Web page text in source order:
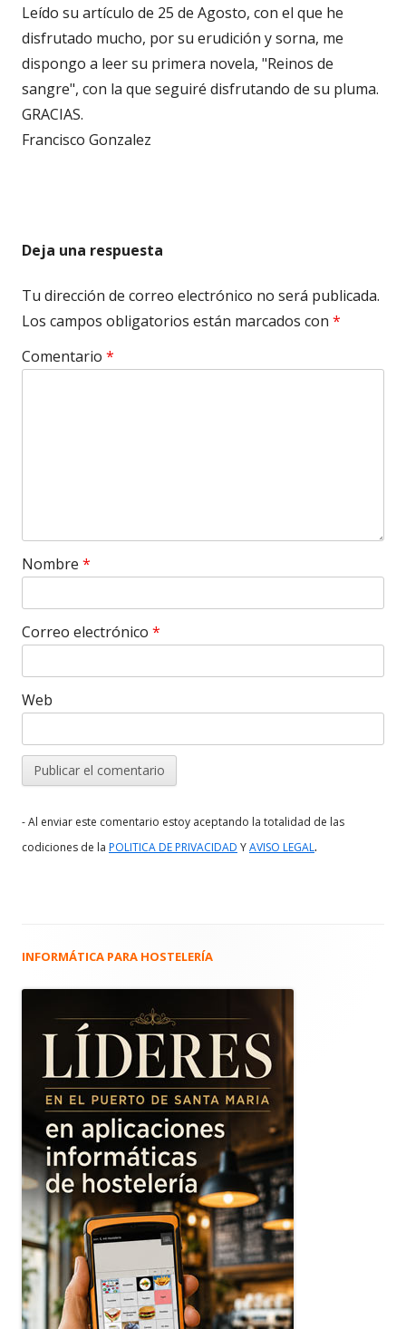
Leído su artículo de 25 de Agosto, con el que he
disfrutado mucho, por su erudición y sorna, me
dispongo a leer su primera novela, "Reinos de
sangre", con la que seguiré disfrutando de su pluma.
GRACIAS.
Francisco Gonzalez
Deja una respuesta
Tu dirección de correo electrónico no será publicada.
Los campos obligatorios están marcados con *
Comentario *
Nombre *
Correo electrónico *
Web
- Al enviar este comentario estoy aceptando la totalidad de las
codiciones de la POLITICA DE PRIVACIDAD YAVISO LEGAL.
Barra
principal
INFORMÁTICA PARA HOSTELERÍA